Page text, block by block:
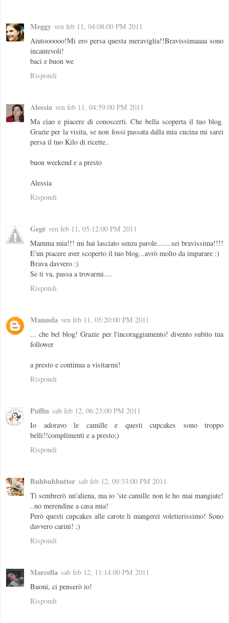
Meggy ven feb 11, 04:08:00 PM 2011
Aiutoooooo!Mi ero persa questa meraviglia!!Bravissimaaaa sono
incantevoli!
baci e buon we
Rispondi
Alessia ven feb 11, 04:59:00 PM 2011
Ma ciao e piacere di conoscerti. Che bella scoperta il tuo blog.
Grazie per la visita, se non fossi passata dalla mia cucina mi sarei
persa il tuo Kilo di ricette..
buon weekend e a presto
Alessia
Rispondi
Gegè ven feb 11, 05:12:00 PM 2011
Mamma mia!!! mi hai lasciato senza parole.......sei bravissima!!!!
E'un piacere aver scoperto il tuo blog...avrò molto da imparare :)
Brava davvero :)
Se ti va, passa a trovarmi....
Rispondi
Manuela ven feb 11, 05:20:00 PM 2011
... che bel blog! Grazie per l'incoraggiamento! divento subito tua
follower
a presto e continua a visitarmi!
Rispondi
Puffin sab feb 12, 06:23:00 PM 2011
Io adoravo le camille e questi cupcakes sono troppo
belli!!complimenti e a presto;)
Rispondi
Buhbuhbutter sab feb 12, 09:33:00 PM 2011
Ti sembrerò un'aliena, ma io 'ste camille non le ho mai mangiate!
..no merendine a casa mia!
Però questi cupcakes alle carote li mangerei voletierissimo! Sono
davvero carini! ;)
Rispondi
Marcella sab feb 12, 11:14:00 PM 2011
Buoni, ci penserò io!
Rispondi